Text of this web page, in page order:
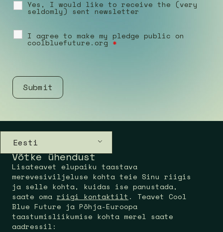
Yes, I would like to receive the (very
seldomly) sent newsletter
I agree to make my pledge public on
coolbluefuture.org *
Eesti
Võtke ühendust
Lisateavet elupaiku taastava
merevesiviljeluse kohta teie Sinu riigis
ja selle kohta, kuidas ise panustada,
saate oma riigi kontaktilt . Teavet Cool
Blue Future ja Põhja-Euroopa
taastumisliikumise kohta merel saate
aadressil: